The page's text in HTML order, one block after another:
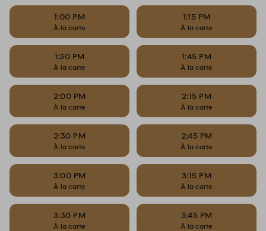
1:00 PM
À la carte
1:15 PM
À la carte
1:30 PM
À la carte
1:45 PM
À la carte
2:00 PM
À la carte
2:15 PM
À la carte
2:30 PM
À la carte
2:45 PM
À la carte
3:00 PM
À la carte
3:15 PM
À la carte
3:30 PM
À la carte
3:45 PM
À la carte